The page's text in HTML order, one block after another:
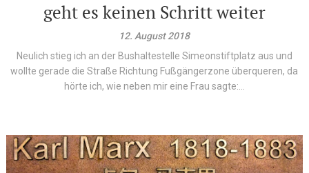
geht es keinen Schritt weiter
12. August 2018
Neulich stieg ich an der Bushaltestelle Simeonstiftplatz aus und
wollte gerade die Straße Richtung Fußgängerzone überqueren, da
hörte ich, wie neben mir eine Frau sagte:...